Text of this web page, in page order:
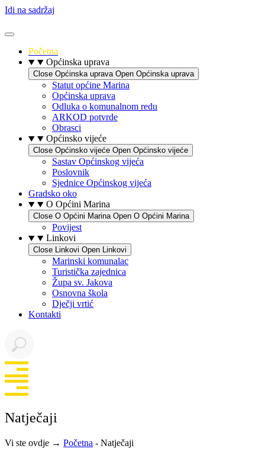
Idi na sadržaj
Početna
Općinska uprava
Close Općinska uprava Open Općinska uprava
Statut općine Marina
Općinska uprava
Odluka o komunalnom redu
ARKOD potvrde
Obrasci
Općinsko vijeće
Close Općinsko vijeće Open Općinsko vijeće
Sastav Općinskog vijeća
Poslovnik
Sjednice Općinskog vijeća
Gradsko oko
O Općini Marina
Close O Općini Marina Open O Općini Marina
Povijest
Linkovi
Close Linkovi Open Linkovi
Marinski komunalac
Turistička zajednica
Župa sv. Jakova
Osnovna škola
Dječji vrtić
Kontakti
Natječaji
Vi ste ovdje → Početna - Natječaji